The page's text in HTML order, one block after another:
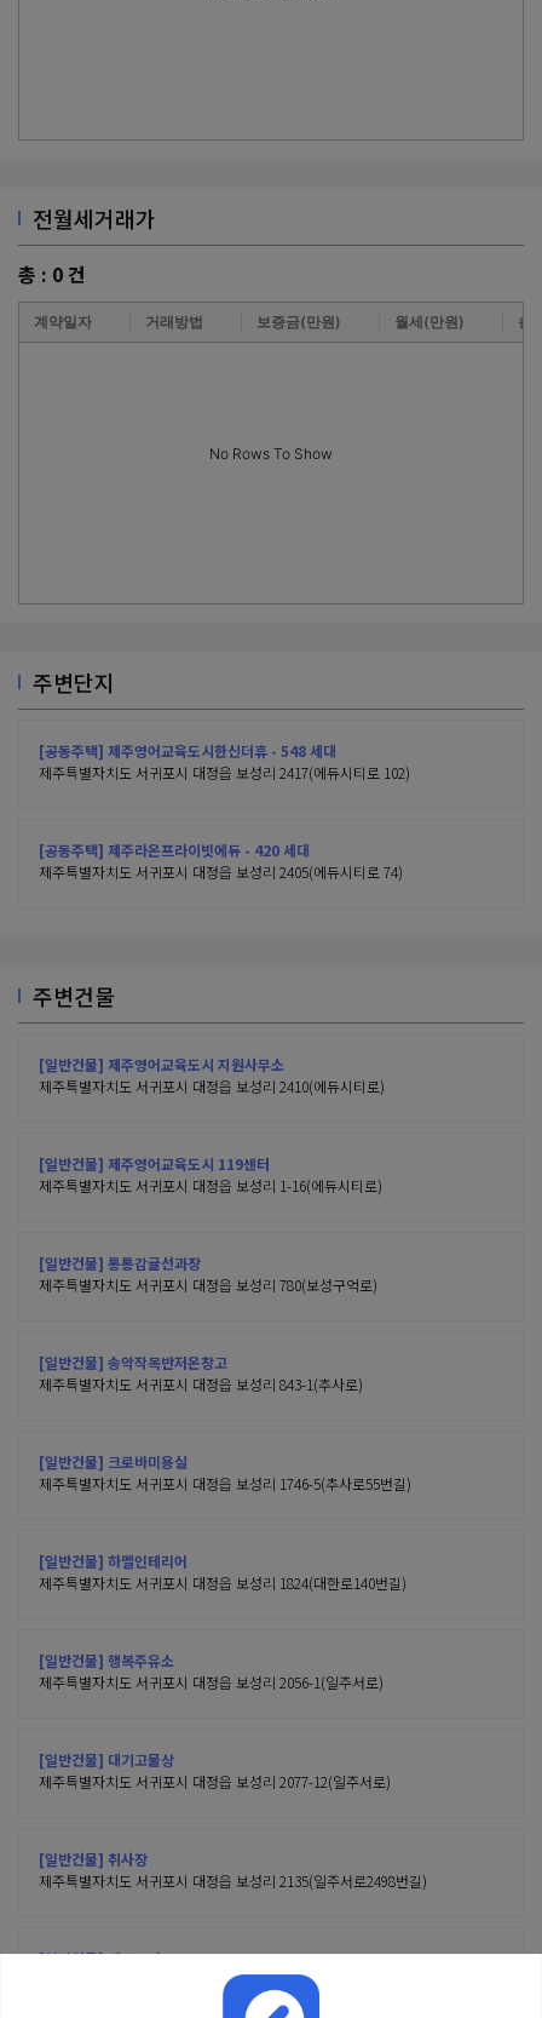
전월세거래가
총 : 0건
계약일자 거래방법 보증금(만원) 월세(만원) 층
No Rows To Show
주변단지
[공동주택] 제주영어교육도시한신더휴 - 548 세대
제주특별자치도 서귀포시 대정읍 보성리 2417(에듀시티로 102)
[공동주택] 제주라온프라이빗에듀 - 420 세대
제주특별자치도 서귀포시 대정읍 보성리 2405(에듀시티로 74)
주변건물
[일반건물] 제주영어교육도시 지원사무소
제주특별자치도 서귀포시 대정읍 보성리 2410(에듀시티로)
[일반건물] 제주영어교육도시 119센터
제주특별자치도 서귀포시 대정읍 보성리 1-16(에듀시티로)
[일반건물] 통통감귤선과장
제주특별자치도 서귀포시 대정읍 보성리 780(보성구억로)
[일반건물] 송악작목반저온창고
제주특별자치도 서귀포시 대정읍 보성리 843-1(추사로)
[일반건물] 크로바미용실
제주특별자치도 서귀포시 대정읍 보성리 1746-5(추사로55번길)
[일반건물] 하멜인테리어
제주특별자치도 서귀포시 대정읍 보성리 1824(대한로140번길)
[일반건물] 행복주유소
제주특별자치도 서귀포시 대정읍 보성리 2056-1(일주서로)
[일반건물] 대기고물상
제주특별자치도 서귀포시 대정읍 보성리 2077-12(일주서로)
[일반건물] 취사장
제주특별자치도 서귀포시 대정읍 보성리 2135(일주서로2498번길)
[일반건물] 에듀스타
제주특별자치도 서귀포시 대정읍 보성리 2377(에듀시티로50번길)